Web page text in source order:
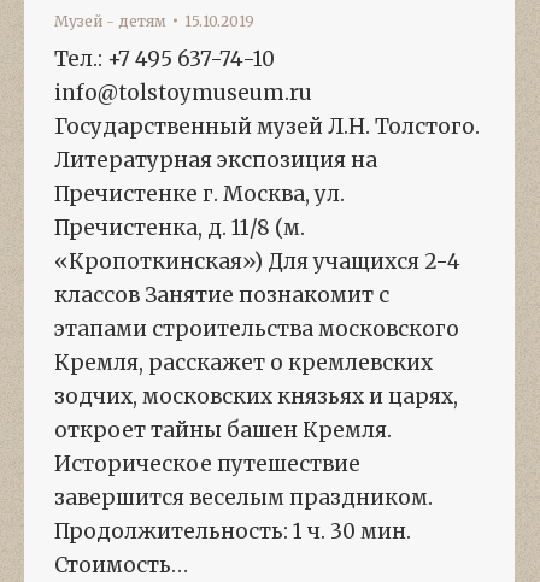
Музей - детям 15.10.2019
Тел.: +7 495 637-74-10
info@tolstoymuseum.ru
Государственный музей Л.Н. Толстого.
Литературная экспозиция на
Пречистенке г. Москва, ул.
Пречистенка, д. 11/8 (м.
«Кропоткинская») Для учащихся 2-4
классов Занятие познакомит с
этапами строительства московского
Кремля, расскажет о кремлевских
зодчих, московских князьях и царях,
откроет тайны башен Кремля.
Историческое путешествие
завершится веселым праздником.
Продолжительность: 1 ч. 30 мин.
Стоимость…